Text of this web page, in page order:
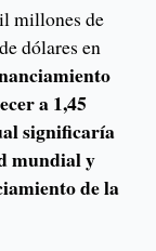
millones de
dólares en
a 1,45
significaría
mundial y
de la